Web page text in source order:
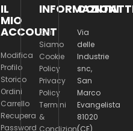
IL
MIO
ACCOUNT
Modifica
Profilo
Storico
Ordini
Carrello
Recupera
Password
INFORMAZIONI
Chi
Siamo
Cookie
Policy
Privacy
Policy
Termini
&
Condizioni
Via
delle
Industrie
snc,
San
Marco
Evangelista
81020
(CE)